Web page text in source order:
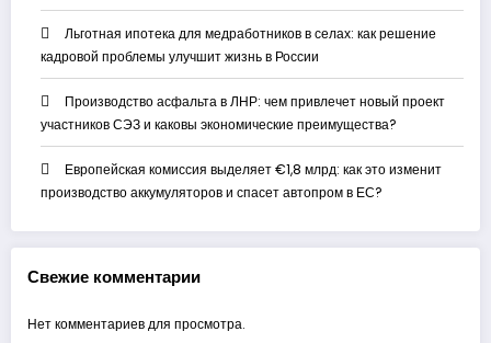
Льготная ипотека для медработников в селах: как решение
кадровой проблемы улучшит жизнь в России
Производство асфальта в ЛНР: чем привлечет новый проект
участников СЭЗ и каковы экономические преимущества?
Европейская комиссия выделяет €1,8 млрд: как это изменит
производство аккумуляторов и спасет автопром в ЕС?
Свежие комментарии
Нет комментариев для просмотра.